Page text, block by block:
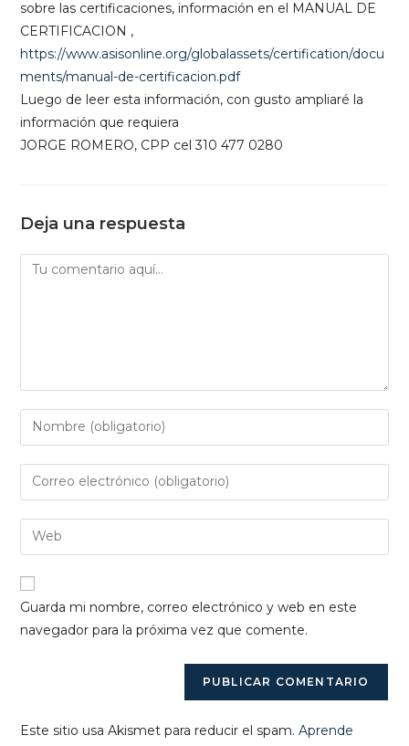
sobre las certificaciones, información en el MANUAL DE
CERTIFICACION ,
https://www.asisonline.org/globalassets/certification/docu
ments/manual-de-certificacion.pdf
Luego de leer esta información, con gusto ampliaré la
información que requiera
JORGE ROMERO, CPP cel 310 477 0280
Deja una respuesta
Comentario
Introduce
tu
nombre
de
usuario
para
comentar
Introduce
tu
dirección
de
electrónico
para
comentar
Introduce
la
URL
Guarda mi nombre, correo electrónico y web en este
navegador para la próxima vez que comente.
Este sitio usa Akismet para reducir el spam.Aprende